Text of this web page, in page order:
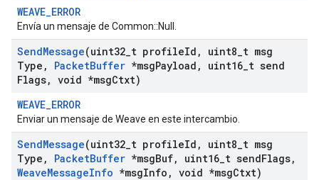
WEAVE_ERROR
Envía un mensaje de Common::Null.
SendMessage(uint32 t profileId , uint8 t msg
Type , PacketBuffer *msgPayload , uint16 t send
Flags, void *msgCtxt)
WEAVE_ERROR
Enviar un mensaje de Weave en este intercambio.
SendMessage(uint32 t profileId , uint8 t msg
Type , PacketBuffer *msgBuf, uint16 t sendFlags,
WeaveMessageInfo *msgInfo , void *msgCtxt)